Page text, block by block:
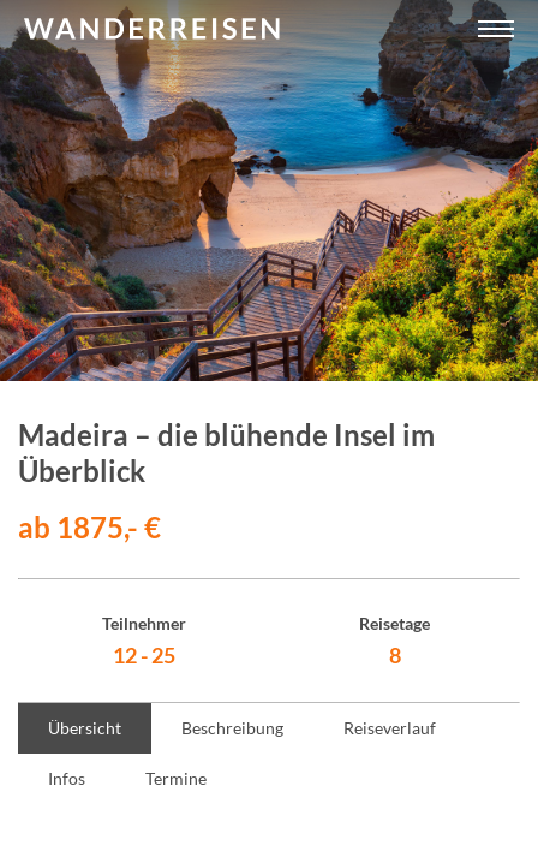
Madeira – die blühende Insel im
Überblick
ab 1875,- €
Teilnehmer
12 - 25
Reisetage
8
Übersicht Beschreibung Reiseverlauf
Infos Termine